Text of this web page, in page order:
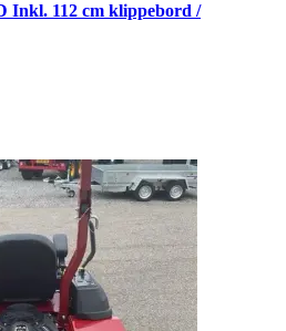
Inkl. 112 cm klippebord /